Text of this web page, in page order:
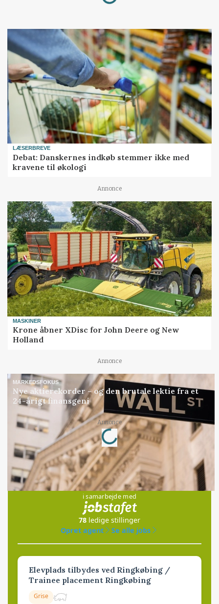
LÆSERBREVE
Debat: Danskernes indkøb stemmer ikke med
kravene til økologi
Annonce
MASKINER
Krone åbner XDisc for John Deere og New
Holland
Annonce
MARKEDSFOKUS
Nye aktierekorder – og den brutale lektie fra et
24-årigt finansgeni
Annonce
Loading...
Jobs
i samarbejde med
78 ledige stillinger
Opret agent
Se alle jobs
Elevplads tilbydes ved Ringkøbing /
Trainee placement Ringkøbing
Grise